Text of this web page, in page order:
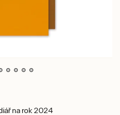
na rok 2024